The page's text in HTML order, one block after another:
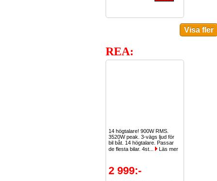
REA:
14 högtalare! 900W RMS.
3520W peak. 3-vägs ljud för
bil båt. 14 högtalare. Passar
de flesta bilar. 4st...
Läs mer
2 999:-